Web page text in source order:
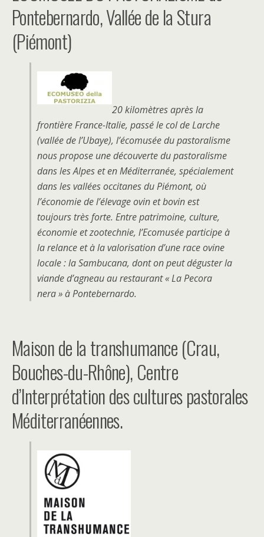
Pontebernardo, Vallée de la Stura
(Piémont)
20 kilomètres après la
frontière France-Italie, passé le col de Larche
(vallée de l’Ubaye), l’écomusée du pastoralisme
nous propose une découverte du pastoralisme
dans les Alpes et en Méditerranée, spécialement
dans les vallées occitanes du Piémont, où
l’économie de l’élevage ovin et bovin est
toujours très forte. Entre patrimoine, culture,
économie et zootechnie, l’Ecomusée participe à
la relance et à la valorisation d’une race ovine
locale : la Sambucana, dont on peut déguster la
viande d’agneau au restaurant « La Pecora
nera » à Pontebernardo.
Maison de la transhumance (Crau,
Bouches-du-Rhône), Centre
d’Interprétation des cultures pastorales
Méditerranéennes.